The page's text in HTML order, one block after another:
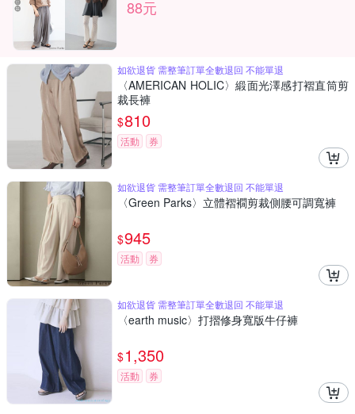
88元
如欲退貨 需整筆訂單全數退回 不能單退
〈AMERICAN HOLIC〉緞面光澤感打褶直筒剪
裁長褲
$810
活動 券
如欲退貨 需整筆訂單全數退回 不能單退
〈Green Parks〉立體褶襉剪裁側腰可調寬褲
$945
活動 券
如欲退貨 需整筆訂單全數退回 不能單退
〈earth music〉打摺修身寬版牛仔褲
$1,350
活動 券